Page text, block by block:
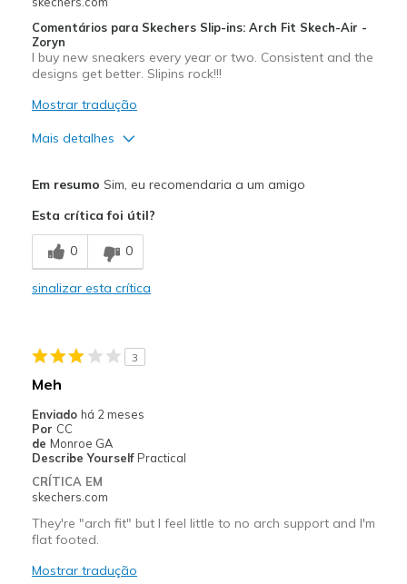
Comentários para Skechers Slip-ins: Arch Fit Skech-Air -
Zoryn
I buy new sneakers every year or two. Consistent and the
designs get better. Slipins rock!!!
Mostrar tradução
Mais detalhes
Melhores utilizações
Casual Wear
View On Shoes
Shoes are for Wearing
Em resumo Sim, eu recomendaria a um amigo
Esta crítica foi útil?
0 0
sinalizar esta crítica
3
Meh
Enviado há 2 meses
Por CC
de Monroe GA
Describe Yourself Practical
CRÍTICA EM
skechers.com
They're "arch fit" but I feel little to no arch support and I'm
flat footed.
Mostrar tradução